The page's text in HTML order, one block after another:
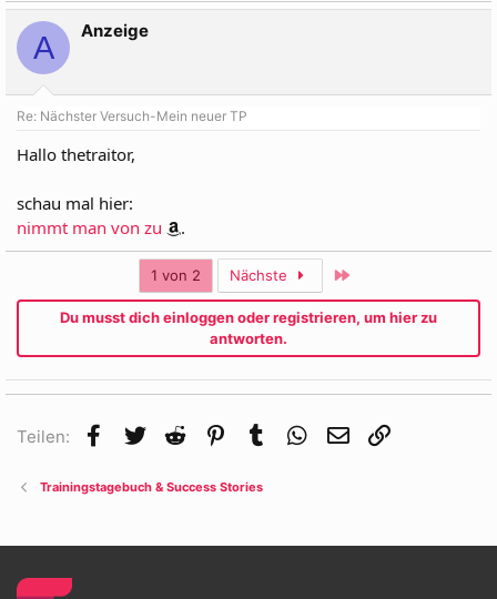
A Anzeige
Re: Nächster Versuch-Mein neuer TP
Hallo thetraitor,
schau mal hier:
nimmt man von zu
.
1 von 2 Nächste
Du musst dich einloggen oder registrieren, um hier zu
antworten.
Teilen: Facebook
Twitter Reddit Pinterest
Tumblr WhatsApp
E-Mail
Trainingstagebuch & Success Stories